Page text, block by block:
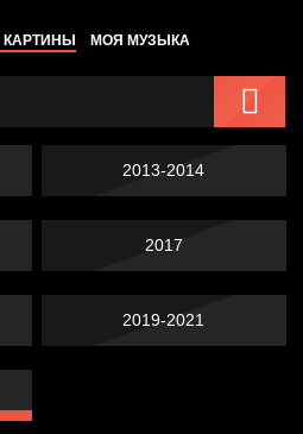
КАРТИНЫ МОЯ МУЗЫКА
2013-2014
2017
2019-2021